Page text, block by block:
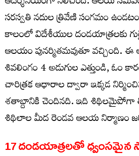
సరస్వతి నదుల త్రివేణి సంగమం
కాలంలో విదేశీయుల దండయాత్రలకు
ఆలయం పునర్మితమవుతూ వచ్చింది.
శివలింగం 4 అడుగుల ఎత్తుండి, ఓం
చారిత్రక ఆధారాల ద్వారా ఇక్కడ
శతాబ్దానికి చెందినది. ఇది శిథిలమైపోగా
శిథిలాల మీద రెండవ ఆలయ నిర్మాణం
17 దండయాత్రలతో ధ్వంసమైన